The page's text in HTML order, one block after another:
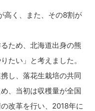
高く、また、その8割が
ため、北海道出身の熊
たい」と考えました。
し、落花生栽培の共同
、当初は収穫量が全国
改革を行い、2018年に